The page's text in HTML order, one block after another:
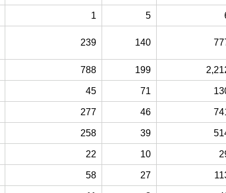
1 5
239 140
788 199
45 71
277 46
258 39
22 10
58 27